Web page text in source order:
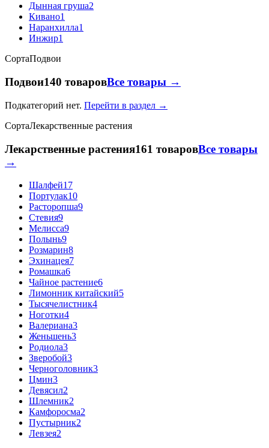
Дынная груша2
Кивано1
Наранхилла1
Инжир1
СортаПодвои
Подвои140 товаровВсе товары →
Подкатегорий нет. Перейти в раздел →
СортаЛекарственные растения
Лекарственные растения161 товаровВсе товары
→
Шалфей17
Портулак10
Расторопша9
Стевия9
Мелисса9
Полынь9
Розмарин8
Эхинацея7
Ромашка6
Чайное растение6
Лимонник китайский5
Тысячелистник4
Ноготки4
Валериана3
Женьшень3
Родиола3
Зверобой3
Черноголовник3
Цмин3
Девясил2
Шлемник2
Камфоросма2
Пустырник2
Левзея2